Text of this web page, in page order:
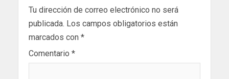
Tu dirección de correo electrónico no será
publicada. Los campos obligatorios están
marcados con *
Comentario *